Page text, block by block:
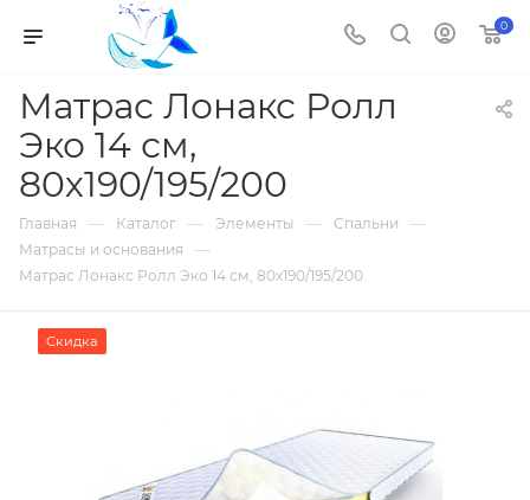
0
Матрас Лонакс Ролл
Эко 14 см,
80х190/195/200
Главная — Каталог — Элементы — Спальни —
Матрасы и основания —
Матрас Лонакс Ролл Эко 14 см, 80х190/195/200
Скидка